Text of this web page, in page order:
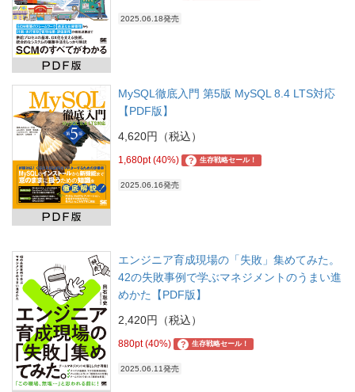
2025.06.18発売
MySQL徹底入門 第5版 MySQL 8.4 LTS対応
【PDF版】
4,620円（税込）
1,680pt (40%) ? 生存戦略セール！
2025.06.16発売
エンジニア育成現場の「失敗」集めてみた。
42の失敗事例で学ぶマネジメントのうまい進
めかた【PDF版】
2,420円（税込）
880pt (40%) ? 生存戦略セール！
2025.06.11発売